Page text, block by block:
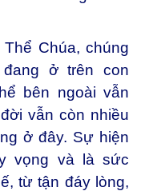
Chúa, chúng
ở trên con
bên ngoài vẫn
vẫn còn nhiều
ở đây. Sự hiện
vọng và là sức
từ tận đáy lòng,